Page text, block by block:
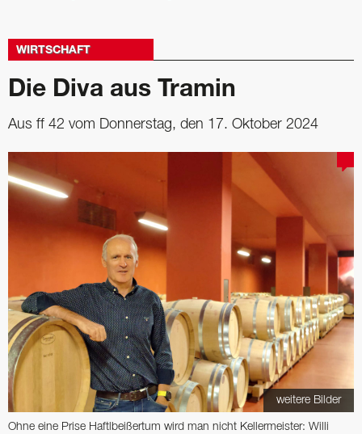
WIRTSCHAFT
Die Diva aus Tramin
Aus ff 42 vom Donnerstag, den 17. Oktober 2024
weitere Bilder
Ohne eine Prise Haftlbeißertum wird man nicht Kellermeister: Willi